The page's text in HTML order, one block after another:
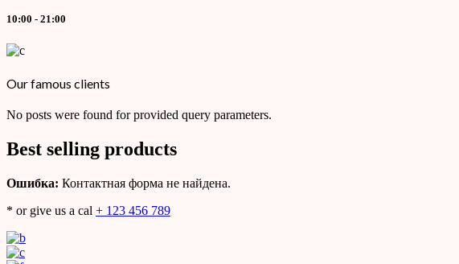
10:00 - 21:00
Our famous clients
No posts were found for provided query parameters.
Best selling products
Ошибка: Контактная форма не найдена.
* or give us a cal + 123 456 789